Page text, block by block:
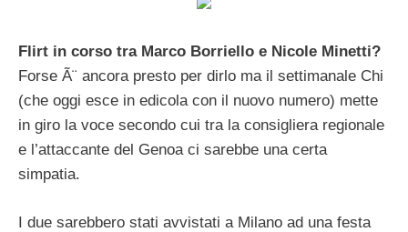
Flirt in corso tra Marco Borriello e Nicole Minetti?
Forse Ã¨ ancora presto per dirlo ma il settimanale Chi
(che oggi esce in edicola con il nuovo numero) mette
in giro la voce secondo cui tra la consigliera regionale
e l’attaccante del Genoa ci sarebbe una certa
simpatia.
I due sarebbero stati avvistati a Milano ad una festa